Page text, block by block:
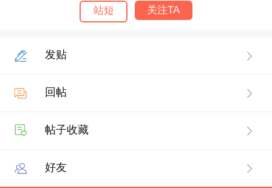
站短 关注TA
发贴
回帖
帖子收藏
好友